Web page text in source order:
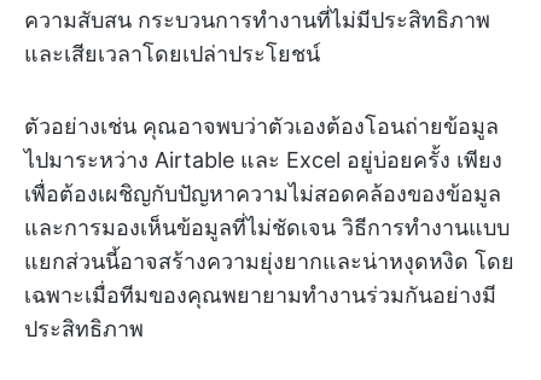
ความสับสน กระบวนการทำงานที่ไม่มีประสิทธิภาพ
และเสียเวลาโดยเปล่าประโยชน์
ตัวอย่างเช่น คุณอาจพบว่าตัวเองต้องโอนถ่ายข้อมูล
ไปมาระหว่าง Airtable และ Excel อยู่บ่อยครั้ง เพียง
เพื่อต้องเผชิญกับปัญหาความไม่สอดคล้องของข้อมูล
และการมองเห็นข้อมูลที่ไม่ชัดเจน วิธีการทำงานแบบ
แยกส่วนนี้อาจสร้างความยุ่งยากและน่าหงุดหงิด โดย
เฉพาะเมื่อทีมของคุณพยายามทำงานร่วมกันอย่างมี
ประสิทธิภาพ